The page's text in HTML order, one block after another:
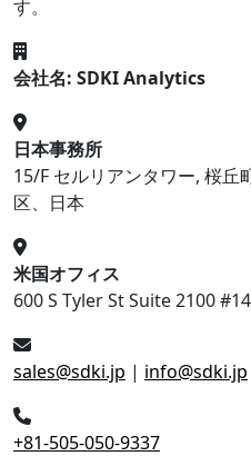
す。
会社名: SDKI Analytics
日本事務所
15/F セルリアンタワー, 桜丘
区、日本
米国オフィス
600 S Tyler St Suite 2100
sales@sdki.jp | info@sdki.jp
+81-505-050-9337